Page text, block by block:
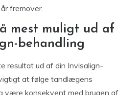
fremover.
mest muligt ud af
behandling
resultat ud af din Invisalign-
at følge tandlægens
være konsekvent med brugen af